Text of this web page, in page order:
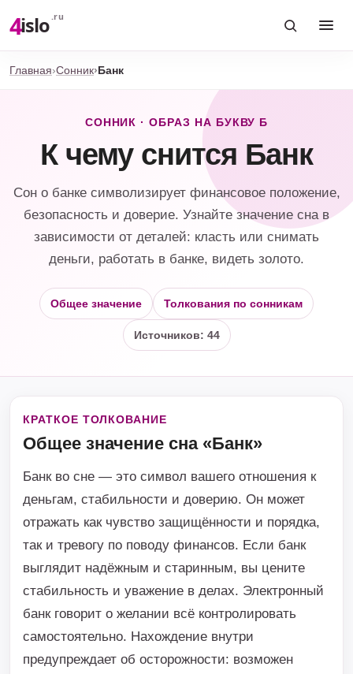
4islo .ru
Главная Сонник Банк
СОННИК · ОБРАЗ НА БУКВУ Б
К чему снится Банк
Сон о банке символизирует финансовое положение,
безопасность и доверие. Узнайте значение сна в
зависимости от деталей: класть или снимать
деньги, работать в банке, видеть золото.
Общее значение Толкования по сонникам
Источников: 44
КРАТКОЕ ТОЛКОВАНИЕ
Общее значение сна «Банк»
Банк во сне — это символ вашего отношения к
деньгам, стабильности и доверию. Он может
отражать как чувство защищённости и порядка,
так и тревогу по поводу финансов. Если банк
выглядит надёжным и старинным, вы цените
стабильность и уважение в делах. Электронный
банк говорит о желании всё контролировать
самостоятельно. Нахождение внутри
предупреждает об осторожности: возможен